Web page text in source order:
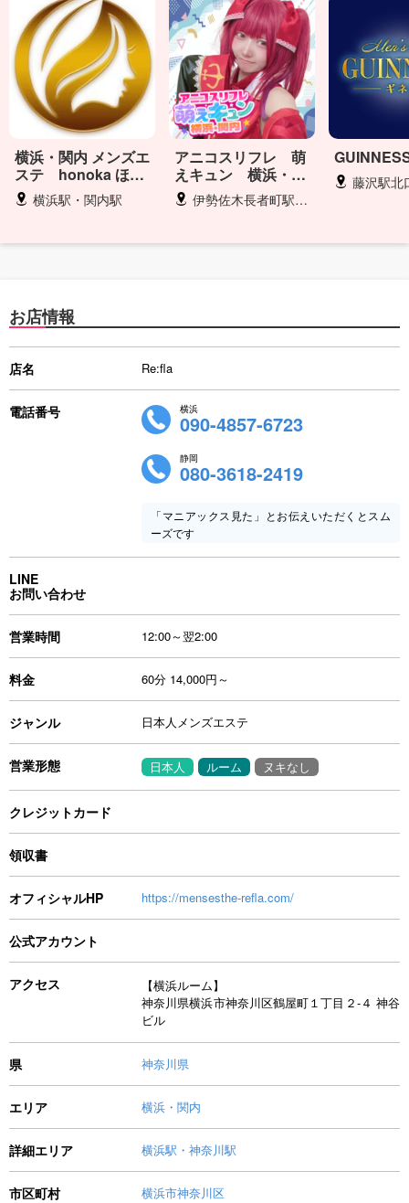
横浜・関内 メンズエ
ステ honoka ほの
か 横浜駅・関内駅
アニコスリフレ 萌
えキュン 横浜・関
内 伊勢佐木長者町駅・日ノ出町駅 徒歩5分
藤沢駅北
お店情報
店名 Re:fla
電話番号 横浜
090-4857-6723
静岡
080-3618-2419
「マニアックス見た」とお伝えいただくとスム
ーズです
LINE
お問い合わせ
営業時間 12:00～翌2:00
料金 60分 14,000円～
ジャンル 日本人メンズエステ
営業形態 日本人 ルーム ヌキなし
クレジットカード
領収書
オフィシャルHP https://mensesthe-refla.com/
公式アカウント
アクセス
【横浜ルーム】
神奈川県横浜市神奈川区鶴屋町１丁目２-４ 神谷
ビル
県 神奈川県
エリア 横浜・関内
詳細エリア 横浜駅・神奈川駅
市区町村 横浜市神奈川区